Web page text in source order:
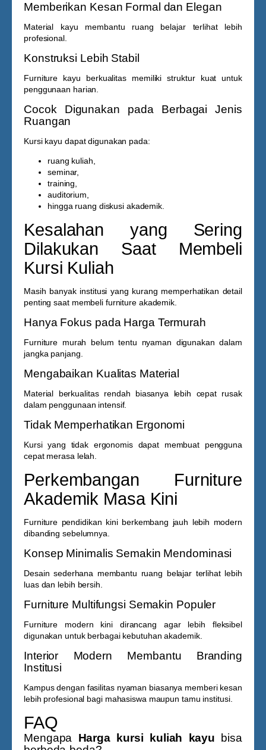
Memberikan Kesan Formal dan Elegan
Material kayu membantu ruang belajar terlihat lebih
profesional.
Konstruksi Lebih Stabil
Furniture kayu berkualitas memiliki struktur kuat untuk
penggunaan harian.
Cocok Digunakan pada Berbagai Jenis
Ruangan
Kursi kayu dapat digunakan pada:
ruang kuliah,
seminar,
training,
auditorium,
hingga ruang diskusi akademik.
Kesalahan yang Sering
Dilakukan Saat Membeli
Kursi Kuliah
Masih banyak institusi yang kurang memperhatikan detail
penting saat membeli furniture akademik.
Hanya Fokus pada Harga Termurah
Furniture murah belum tentu nyaman digunakan dalam
jangka panjang.
Mengabaikan Kualitas Material
Material berkualitas rendah biasanya lebih cepat rusak
dalam penggunaan intensif.
Tidak Memperhatikan Ergonomi
Kursi yang tidak ergonomis dapat membuat pengguna
cepat merasa lelah.
Perkembangan Furniture
Akademik Masa Kini
Furniture pendidikan kini berkembang jauh lebih modern
dibanding sebelumnya.
Konsep Minimalis Semakin Mendominasi
Desain sederhana membantu ruang belajar terlihat lebih
luas dan lebih bersih.
Furniture Multifungsi Semakin Populer
Furniture modern kini dirancang agar lebih fleksibel
digunakan untuk berbagai kebutuhan akademik.
Interior Modern Membantu Branding
Institusi
Kampus dengan fasilitas nyaman biasanya memberi kesan
lebih profesional bagi mahasiswa maupun tamu institusi.
FAQ
Mengapa Harga kursi kuliah kayu bisa